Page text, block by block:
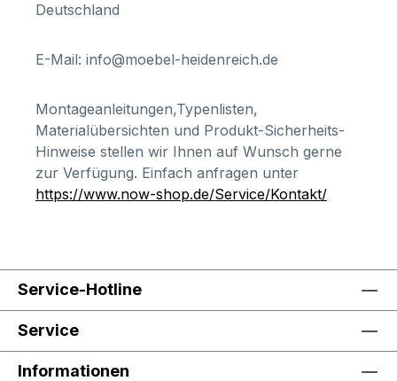
Deutschland
E-Mail: info@moebel-heidenreich.de
Montageanleitungen,Typenlisten,
Materialübersichten und Produkt-Sicherheits-
Hinweise stellen wir Ihnen auf Wunsch gerne
zur Verfügung. Einfach anfragen unter
https://www.now-shop.de/Service/Kontakt/
Service-Hotline
Service
Informationen